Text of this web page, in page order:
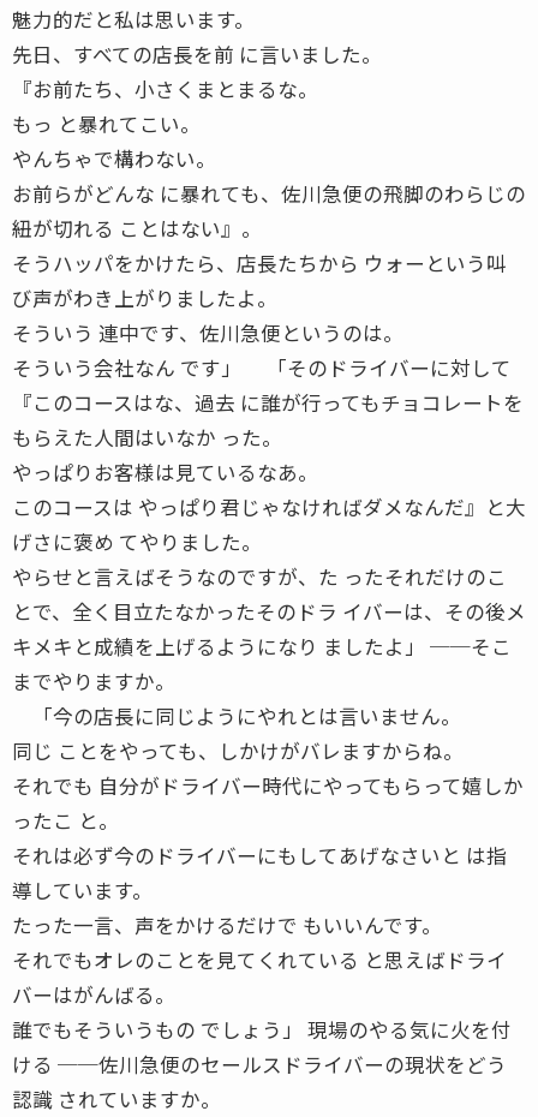
魅力的だと私は思います。
先日、すべての店長を前 に言いました。
『お前たち、小さくまとまるな。
もっ と暴れてこい。
やんちゃで構わない。
お前らがどんな に暴れても、佐川急便の飛脚のわらじの
紐が切れる ことはない』。
そうハッパをかけたら、店長たちから ウォーという叫
び声がわき上がりましたよ。
そういう 連中です、佐川急便というのは。
そういう会社なん です」 「そのドライバーに対して
『このコースはな、過去 に誰が行ってもチョコレートを
もらえた人間はいなか った。
やっぱりお客様は見ているなあ。
このコースは やっぱり君じゃなければダメなんだ』と大
げさに褒め てやりました。
やらせと言えばそうなのですが、た ったそれだけのこ
とで、全く目立たなかったそのドラ イバーは、その後メ
キメキと成績を上げるようになり ましたよ」 ──そこ
までやりますか。
「今の店長に同じようにやれとは言いません。
同じ ことをやっても、しかけがバレますからね。
それでも 自分がドライバー時代にやってもらって嬉しか
ったこ と。
それは必ず今のドライバーにもしてあげなさいと は指
導しています。
たった一言、声をかけるだけで もいいんです。
それでもオレのことを見てくれている と思えばドライ
バーはがんばる。
誰でもそういうもの でしょう」 現場のやる気に火を付
ける ──佐川急便のセールスドライバーの現状をどう
認識 されていますか。